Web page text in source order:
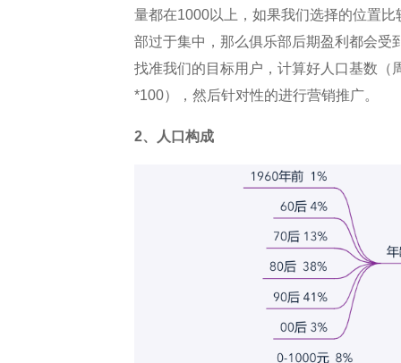
量都在1000以上，如果我们选择的位置
部过于集中，那么俱乐部后期盈利都会受
找准我们的目标用户，计算好人口基数（
*100），然后针对性的进行营销推广。
2、人口构成